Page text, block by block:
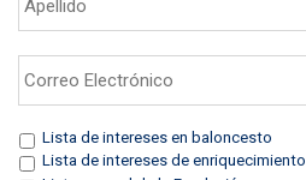
Correo
Electrónico *
Intereses *
Lista de intereses en baloncesto
Lista de intereses de enriquecimiento